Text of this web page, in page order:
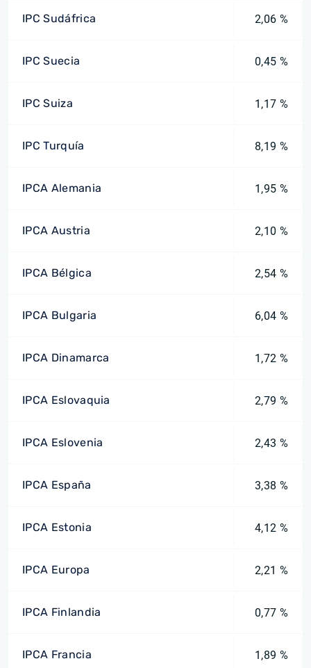
IPC Sudáfrica 2,06 %
IPC Suecia 0,45 %
IPC Suiza 1,17 %
IPC Turquía 8,19 %
IPCA Alemania 1,95 %
IPCA Austria 2,10 %
IPCA Bélgica 2,54 %
IPCA Bulgaria 6,04 %
IPCA Dinamarca 1,72 %
IPCA Eslovaquia 2,79 %
IPCA Eslovenia 2,43 %
IPCA España 3,38 %
IPCA Estonia 4,12 %
IPCA Europa 2,21 %
IPCA Finlandia 0,77 %
IPCA Francia 1,89 %